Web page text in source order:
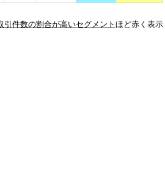
引件数の割合が高いセグメントほど赤く表示